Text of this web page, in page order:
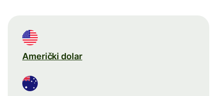
Američki dolar